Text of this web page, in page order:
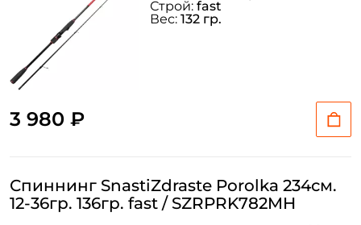
3 980 ₽
Строй: fast
Вес: 132 гр.
Спиннинг SnastiZdraste Porolka 234см.
12-36гр. 136гр. fast / SZRPRK782MH